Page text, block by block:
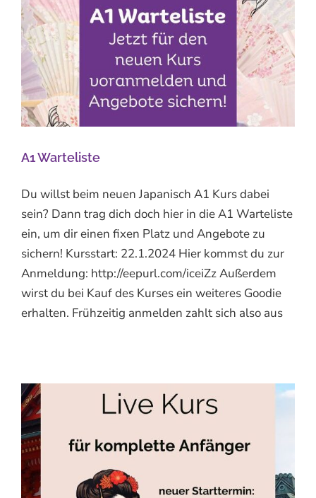
A1 Warteliste
Du willst beim neuen Japanisch A1 Kurs dabei
sein? Dann trag dich doch hier in die A1 Warteliste
ein, um dir einen fixen Platz und Angebote zu
sichern! Kursstart: 22.1.2024 Hier kommst du zur
Anmeldung: http://eepurl.com/iceiZz Außerdem
wirst du bei Kauf des Kurses ein weiteres Goodie
erhalten. Frühzeitig anmelden zahlt sich also aus